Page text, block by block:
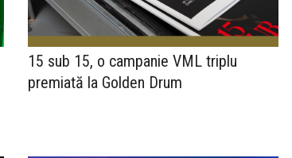
15 sub 15, o campanie VML triplu
premiată la Golden Drum